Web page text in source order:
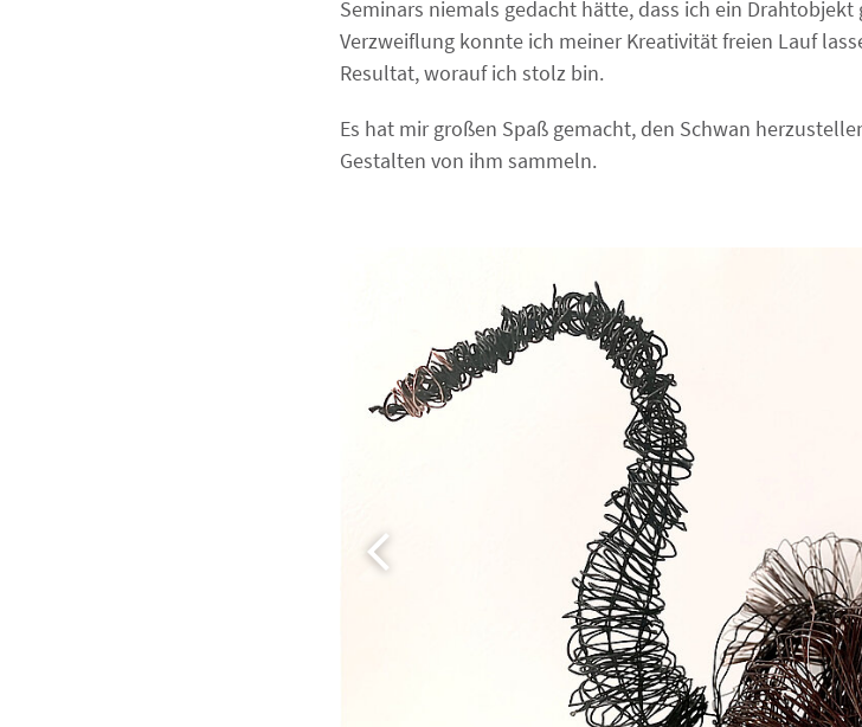
Seminars niemals gedacht hätte, dass ich ein
Verzweiflung konnte ich meiner Kreativität freien Lauf
Resultat, worauf ich stolz bin.
Es hat mir großen Spaß gemacht, den Schwan
Gestalten von ihm sammeln.